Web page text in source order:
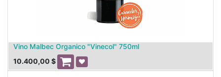
Vino Malbec Organico "Vinecol" 750ml
10.400,00 $